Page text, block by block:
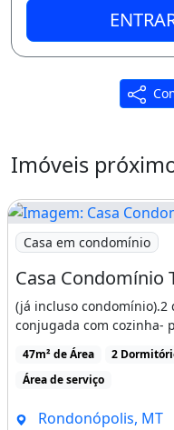
Imóveis
Imagem: Casa
Casa em condomínio
Casa Condomínio
(já incluso
conjugada com cozinha-
47m² de Área 2
Área de serviço
Rondonópolis, MT